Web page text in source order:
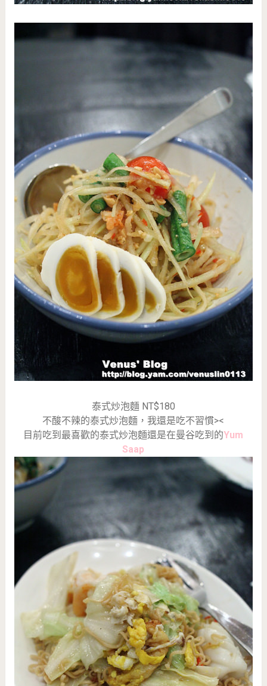
泰式炒泡麵 NT$180
不酸不辣的泰式炒泡麵，我還是吃不習慣><
目前吃到最喜歡的泰式炒泡麵還是在曼谷吃到的Yum
Saap